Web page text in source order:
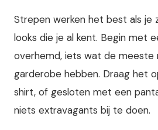
Strepen werken het best als je
looks die je al kent. Begin met
overhemd, iets wat de meeste
garderobe hebben. Draag het
shirt, of gesloten met een
niets extravagants bij te doen.